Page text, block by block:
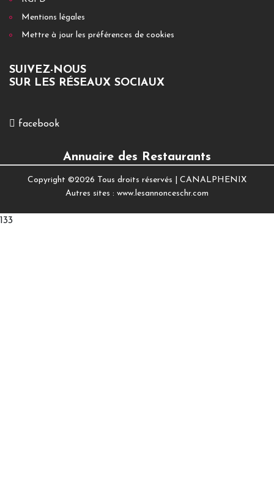
Mentions légales
Mettre à jour les préférences de cookies
SUIVEZ-NOUS
SUR LES RÉSEAUX SOCIAUX
facebook
Annuaire des Restaurants
Copyright ©2026 Tous droits réservés | CANALPHENIX
Autres sites : www.lesannonceschr.com
133